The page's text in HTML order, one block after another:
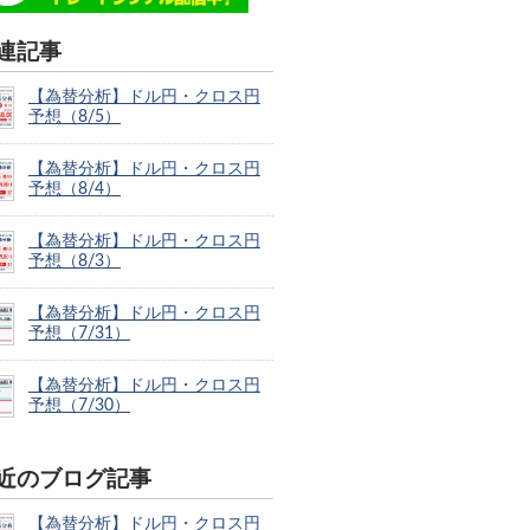
記事
【為替分析】ドル円・クロス円
予想（8/5）
【為替分析】ドル円・クロス円
予想（8/4）
【為替分析】ドル円・クロス円
予想（8/3）
【為替分析】ドル円・クロス円
予想（7/31）
【為替分析】ドル円・クロス円
予想（7/30）
のブログ記事
【為替分析】ドル円・クロス円